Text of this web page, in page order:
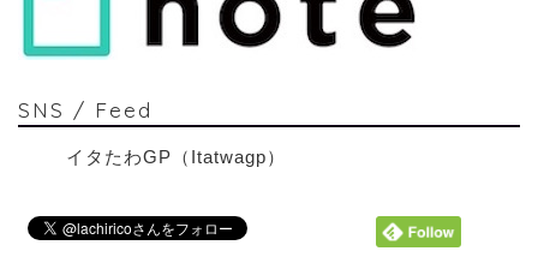
SNS / Feed
イタたわGP（Itatwagp）